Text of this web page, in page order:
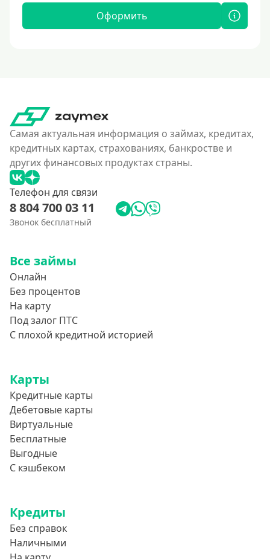
Оформить
Самая актуальная информация о займах, кредитах,
кредитных картах, страхованиях, банкростве и
других финансовых продуктах страны.
Телефон для связи
8 804 700 03 11
Звонок бесплатный
Все займы
Онлайн
Без процентов
На карту
Под залог ПТС
С плохой кредитной историей
Карты
Кредитные карты
Дебетовые карты
Виртуальные
Бесплатные
Выгодные
С кэшбеком
Кредиты
Без справок
Наличными